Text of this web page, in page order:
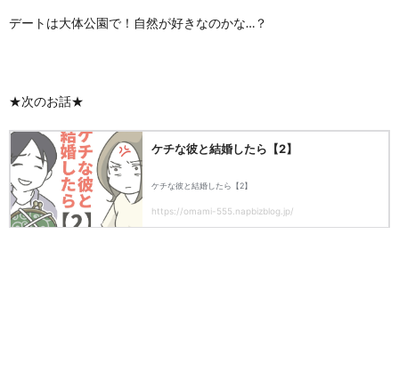
デートは大体公園で！自然が好きなのかな…？
★次のお話★